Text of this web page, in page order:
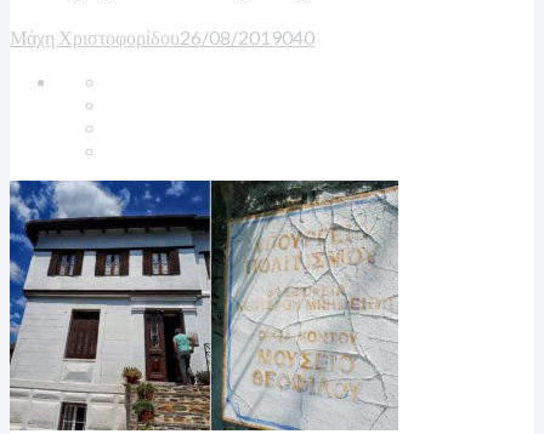
Μάχη Χριστοφορίδου26/08/2019040